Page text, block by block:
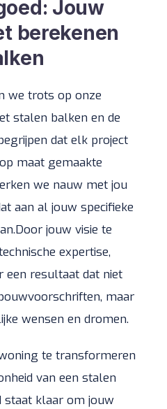
Jouw
berekenen
we trots op onze
stalen balken en de
dat elk project
maat gemaakte
we nauw met jou
aan al jouw specifieke
jouw visie te
expertise,
een resultaat dat niet
maar
wensen en dromen.
te transformeren
van een stalen
staat klaar om jouw